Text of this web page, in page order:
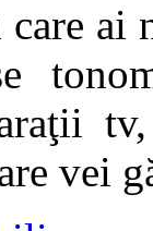
ai
vei